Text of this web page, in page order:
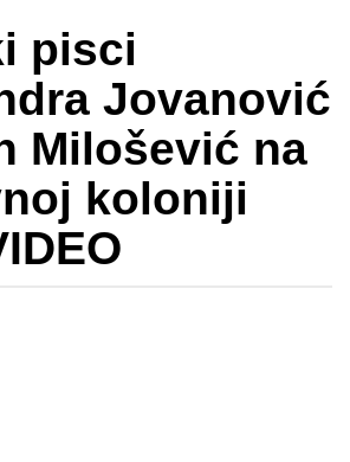
pisci
Jovanović
Milošević na
koloniji